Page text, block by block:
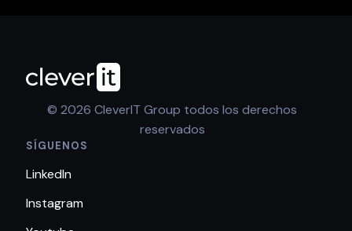
© 2026 CleverIT Group todos los derechos
reservados
SÍGUENOS
LinkedIn
Instagram